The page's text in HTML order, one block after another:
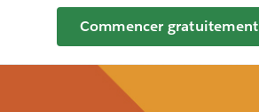
Commencer gratuitement